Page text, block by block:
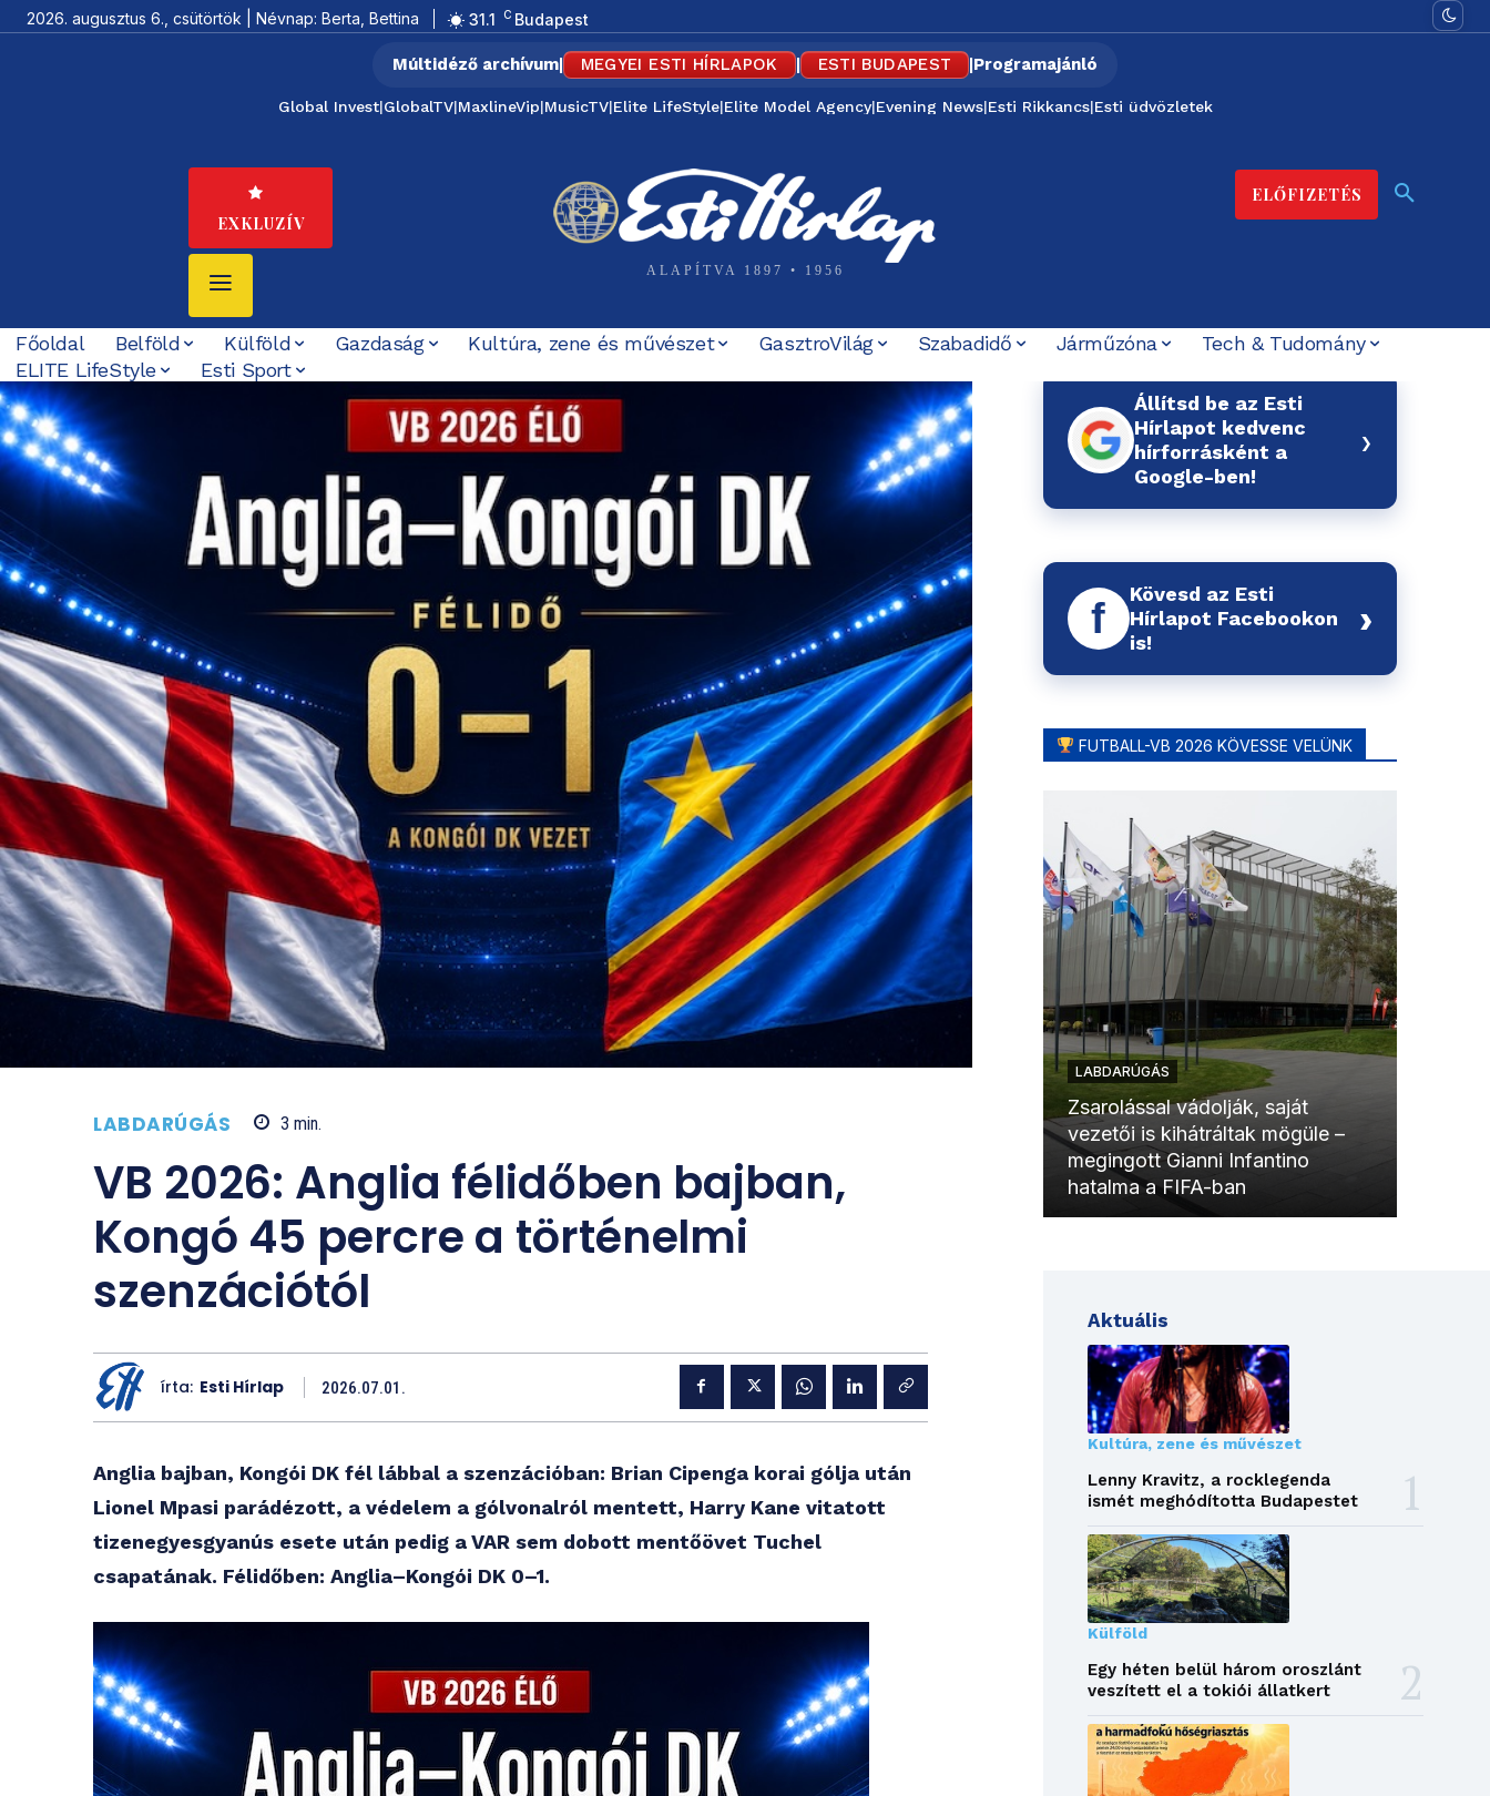
2026. augusztus 6., csütörtök | Névnap: Berta, Bettina 31.1 C Budapest
Múltidéző archívum| MEGYEI ESTI HÍRLAPOK | ESTI BUDAPEST |Programajánló
Global Invest|GlobalTV|MaxlineVip|MusicTV|Elite LifeStyle|Elite Model Agency|Evening News|Esti Rikkancs|Esti üdvözletek
EXKLUZÍV
ALAPÍTVA 1897 • 1956
ELŐFIZETÉS
Főoldal Belföld Külföld Gazdaság Kultúra, zene és művészet GasztroVilág Szabadidő Járműzóna
Tech & Tudomány
ELITE LifeStyle
Esti Sport
LABDARÚGÁS 3 min.
VB 2026: Anglia félidőben bajban,
Kongó 45 percre a történelmi
szenzációtól
írta: Esti Hírlap 2026.07.01.
Anglia bajban, Kongói DK fél lábbal a szenzációban: Brian Cipenga korai gólja után
Lionel Mpasi parádézott, a védelem a gólvonalról mentett, Harry Kane vitatott
tizenegyesgyanús esete után pedig a VAR sem dobott mentőövet Tuchel
csapatának. Félidőben: Anglia–Kongói DK 0–1.
Állítsd be az Esti
Hírlapot kedvenc
hírforrásként a
Google-ben!
›
f
Kövesd az Esti
Hírlapot Facebookon
is!
›
FUTBALL-VB 2026 KÖVESSE VELÜNK
LABDARÚGÁS
Zsarolással vádolják, saját
vezetői is kihátráltak mögüle –
megingott Gianni Infantino
hatalma a FIFA-ban
Aktuális
Kultúra, zene és művészet
Lenny Kravitz, a rocklegenda
ismét meghódította Budapestet
Külföld
Egy héten belül három oroszlánt
veszített el a tokiói állatkert